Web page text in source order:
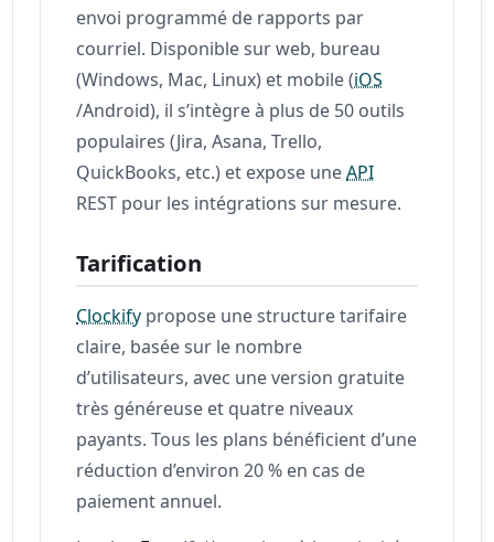
envoi programmé de rapports par
courriel. Disponible sur web, bureau
(Windows, Mac, Linux) et mobile (iOS
/Android), il s’intègre à plus de 50 outils
populaires (Jira, Asana, Trello,
QuickBooks, etc.) et expose uneAPI
REST pour les intégrations sur mesure.
Tarification
Clockify propose une structure tarifaire
claire, basée sur le nombre
d’utilisateurs, avec une version gratuite
très généreuse et quatre niveaux
payants. Tous les plans bénéficient d’une
réduction d’environ 20 % en cas de
paiement annuel.